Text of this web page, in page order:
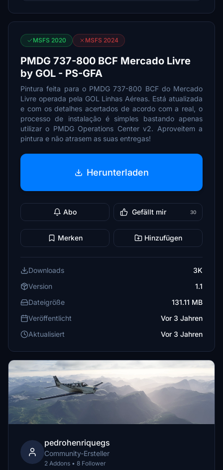
MSFS 2020 MSFS 2024
PMDG 737-800 BCF Mercado Livre
by GOL - PS-GFA
Pintura feita para o PMDG 737-800 BCF do Mercado
Livre operada pela GOL Linhas Aéreas. Está atualizada
e com os detalhes acertados de acordo com a real, o
processo de instalação é simples bastando apenas
utilizar o PMDG Operations Center v2. Aproveitem a
pintura e não atrasem as suas entregas!
Herunterladen
Abo Gefällt mir 30
Merken Hinzufügen
Downloads
3K
Version
1.1
Dateigröße
131.11 MB
Veröffentlicht
Vor 3 Jahren
Aktualisiert
Vor 3 Jahren
pedrohenriquegs
Community-Ersteller
2 Addons • 8 Follower